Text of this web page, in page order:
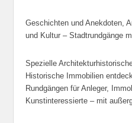
Geschichten und Anekdoten,
und Kultur – Stadtrundgänge
Spezielle
Historische Immobilien
Rundgängen für Anleger,
Kunstinteressierte – mit